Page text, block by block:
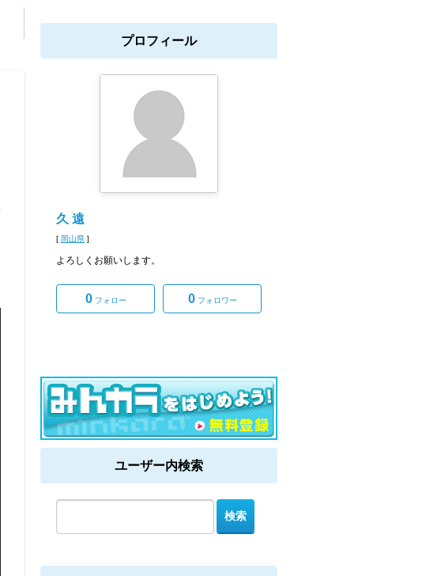
プロフィール
久 遠
[ 岡山県 ]
よろしくお願いします。
0フォロー 0フォロワー
ユーザー内検索